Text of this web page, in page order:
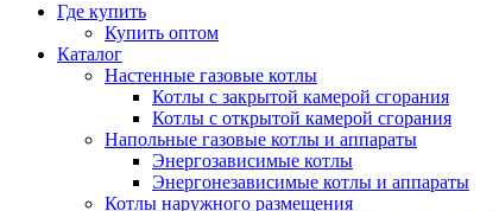
Где купить
Купить оптом
Каталог
Настенные газовые котлы
Котлы с закрытой камерой сгорания
Котлы с открытой камерой сгорания
Напольные газовые котлы и аппараты
Энергозависимые котлы
Энергонезависимые котлы и аппараты
Котлы наружного размещения